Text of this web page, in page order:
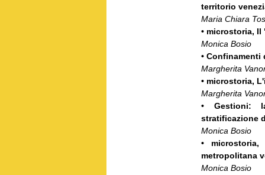
territorio
Maria Chiara
• microstoria,
Monica Bosio
• Confinamenti
Margherita
• microstoria,
Margherita
• Gestioni:
stratificazione
Monica Bosio
•
metropolitana
Monica Bosio